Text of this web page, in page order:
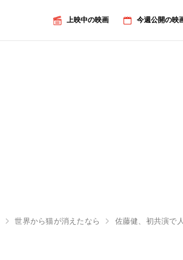
上映中の映画 今週公開の映
世界から猫が消えたなら 佐藤健、初共演で